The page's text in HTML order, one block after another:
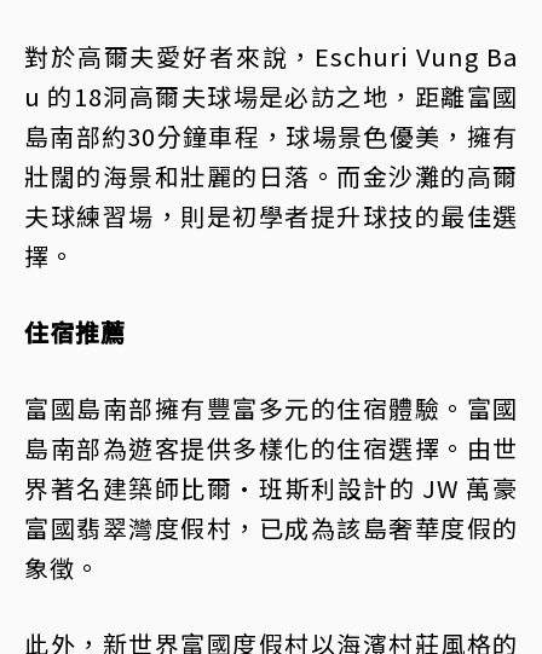
對於高爾夫愛好者來說，Eschuri Vung Ba
u 的18洞高爾夫球場是必訪之地，距離富國
島南部約30分鐘車程，球場景色優美，擁有
壯闊的海景和壯麗的日落。而金沙灘的高爾
夫球練習場，則是初學者提升球技的最佳選
擇。
住宿推薦
富國島南部擁有豐富多元的住宿體驗。富國
島南部為遊客提供多樣化的住宿選擇。由世
界著名建築師比爾·班斯利設計的 JW 萬豪
富國翡翠灣度假村，已成為該島奢華度假的
象徵。
此外，新世界富國度假村以海濱村莊風格的